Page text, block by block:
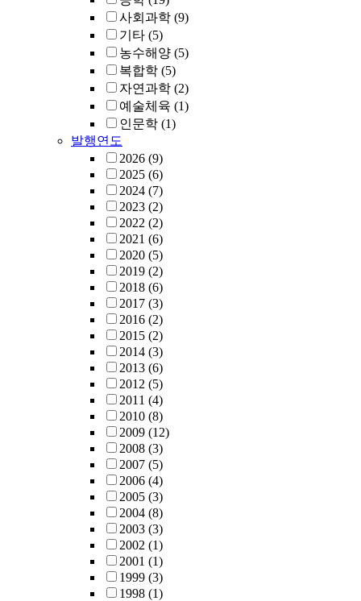
사회과학 (9)
기타 (5)
농수해양 (5)
복합학 (5)
자연과학 (2)
예술체육 (1)
인문학 (1)
발행연도
2026 (9)
2025 (6)
2024 (7)
2023 (2)
2022 (2)
2021 (6)
2020 (5)
2019 (2)
2018 (6)
2017 (3)
2016 (2)
2015 (2)
2014 (3)
2013 (6)
2012 (5)
2011 (4)
2010 (8)
2009 (12)
2008 (3)
2007 (5)
2006 (4)
2005 (3)
2004 (8)
2003 (3)
2002 (1)
2001 (1)
1999 (3)
1998 (1)